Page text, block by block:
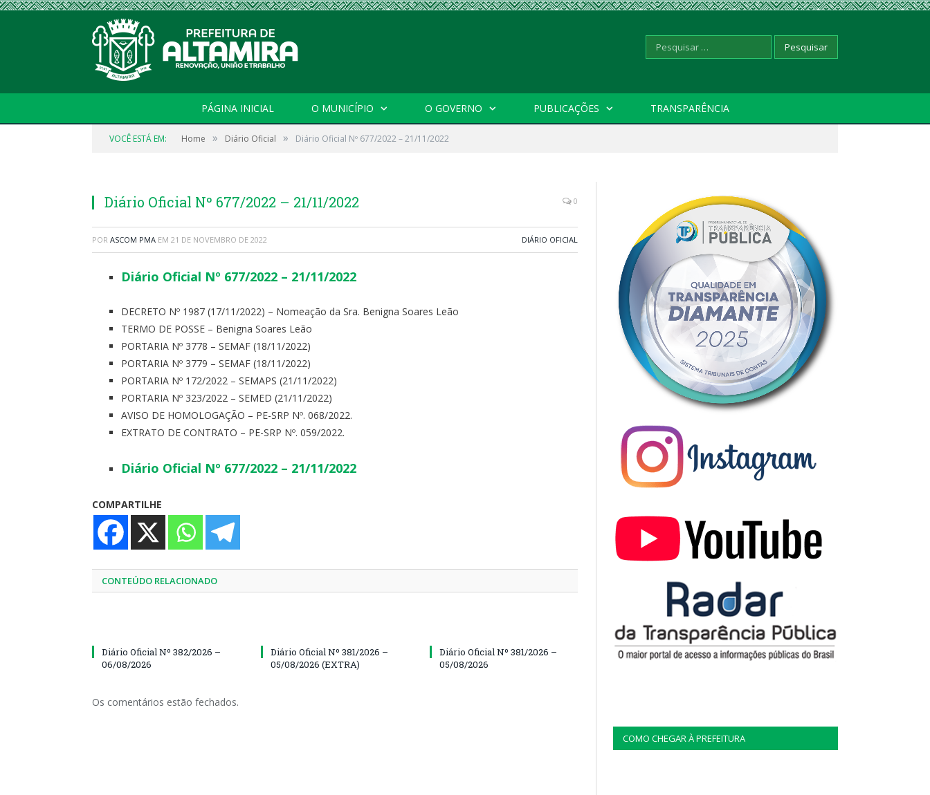
Pesquisar
PÁGINA INICIAL O MUNICÍPIO O GOVERNO PUBLICAÇÕES TRANSPARÊNCIA
VOCÊ ESTÁ EM: Home » Diário Oficial » Diário Oficial Nº 677/2022 – 21/11/2022
Diário Oficial Nº 677/2022 – 21/11/2022 0
POR ASCOM PMA EM 21 DE NOVEMBRO DE 2022 DIÁRIO OFICIAL
Diário Oficial Nº 677/2022 – 21/11/2022
DECRETO Nº 1987 (17/11/2022) – Nomeação da Sra. Benigna Soares Leão
TERMO DE POSSE – Benigna Soares Leão
PORTARIA Nº 3778 – SEMAF (18/11/2022)
PORTARIA Nº 3779 – SEMAF (18/11/2022)
PORTARIA Nº 172/2022 – SEMAPS (21/11/2022)
PORTARIA Nº 323/2022 – SEMED (21/11/2022)
AVISO DE HOMOLOGAÇÃO – PE-SRP Nº. 068/2022.
EXTRATO DE CONTRATO – PE-SRP Nº. 059/2022.
Diário Oficial Nº 677/2022 – 21/11/2022
COMPARTILHE
CONTEÚDO RELACIONADO
Diário Oficial Nº 382/2026 –
06/08/2026
Diário Oficial Nº 381/2026 –
05/08/2026 (EXTRA)
Diário Oficial Nº 381/2026 –
05/08/2026
Os comentários estão fechados.
COMO CHEGAR À PREFEITURA